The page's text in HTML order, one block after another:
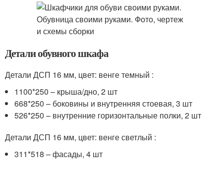
Детали обувного шкафа
Детали ДСП 16 мм, цвет: венге темный :
1100*250 – крыша/дно, 2 шт
668*250 – боковины и внутренняя стоевая, 3 шт
526*250 – внутренние горизонтальные полки, 2 шт
Детали ДСП 16 мм, цвет: венге светлый :
311*518 – фасады, 4 шт